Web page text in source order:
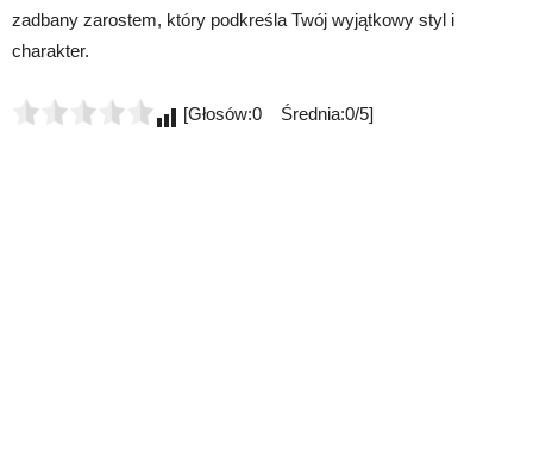
zadbany zarostem, który podkreśla Twój wyjątkowy styl i
charakter.
[Głosów:0 Średnia:0/5]